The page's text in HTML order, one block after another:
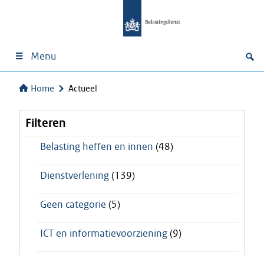
Menu
Home Actueel
Filteren
Belasting heffen en innen (48)
Dienstverlening(139)
Geen categorie (5)
ICT en informatievoorziening(9)